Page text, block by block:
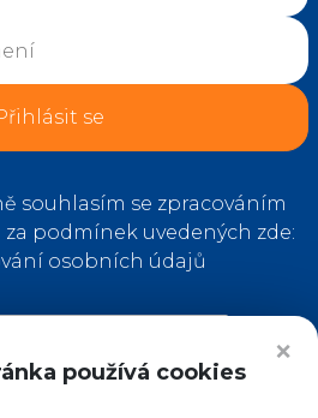
používá cookies
❌
se
souhlasím se zpracováním
podmínek uvedených zde:
osobních údajů